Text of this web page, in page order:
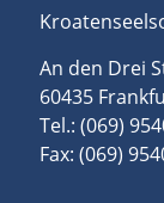
An den Drei
60435
Tel.: (069)
Fax: (069)